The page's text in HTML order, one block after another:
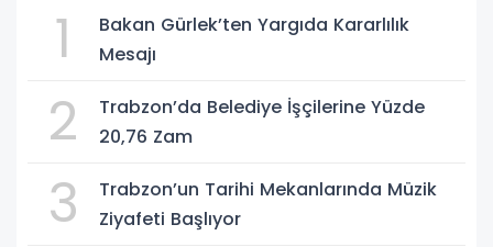
1
Bakan Gürlek’ten Yargıda Kararlılık
Mesajı
2
Trabzon’da Belediye İşçilerine Yüzde
20,76 Zam
3
Trabzon’un Tarihi Mekanlarında Müzik
Ziyafeti Başlıyor